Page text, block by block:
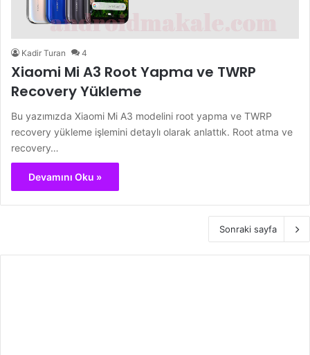
Kadir Turan 4
Xiaomi Mi A3 Root Yapma ve TWRP
Recovery Yükleme
Bu yazımızda Xiaomi Mi A3 modelini root yapma ve TWRP
recovery yükleme işlemini detaylı olarak anlattık. Root atma ve
recovery…
Devamını Oku »
Sonraki sayfa